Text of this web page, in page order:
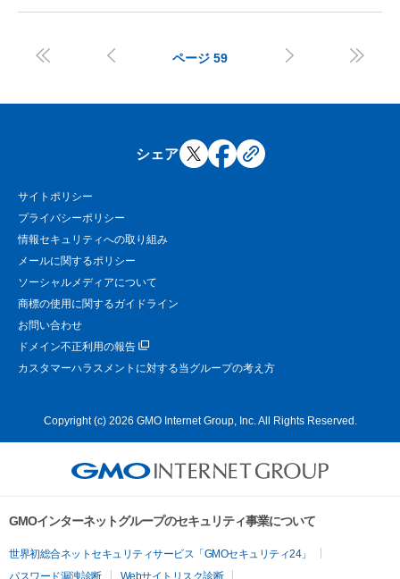
  ページ 59  
シェア
サイトポリシー
プライバシーポリシー
情報セキュリティへの取り組み
メールに関するポリシー
ソーシャルメディアについて
商標の使用に関するガイドライン
お問い合わせ
ドメイン不正利用の報告
カスタマーハラスメントに対する当グループの考え方
Copyright (c) 2026 GMO Internet Group, Inc. All Rights Reserved.
GMOインターネットグループのセキュリティ事業について
世界初総合ネットセキュリティサービス「GMOセキュリティ24」